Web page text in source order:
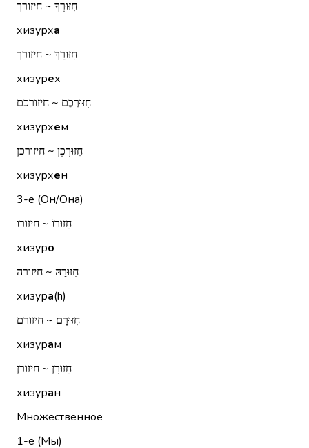
חִזּוּרְךָ ~ חיזורך
хизурха
חִזּוּרֵךְ ~ חיזורך
хизурех
חִזּוּרְכֶם ~ חיזורכם
хизурхем
חִזּוּרְכֶן ~ חיזורכן
хизурхен
3-е (Он/Она)
חִזּוּרוֹ ~ חיזורו
хизуро
חִזּוּרָהּ ~ חיזורה
хизура(h)
חִזּוּרָם ~ חיזורם
хизурам
חִזּוּרָן ~ חיזורן
хизуран
Множественное
1-е (Мы)